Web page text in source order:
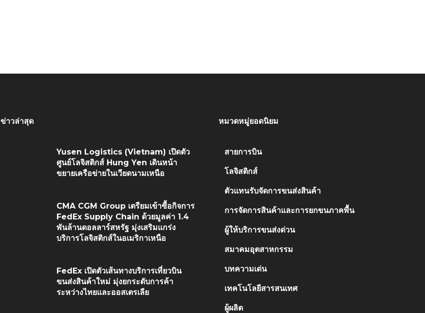
ข่าวล่าสุด
Yusen Logistics (Vietnam) เปิดตัว
ศูนย์โลจิสติกส์ Hung Yen เดินหน้า
ขยายเครือข่ายในเวียดนามเหนือ
CMA CGM Group เตรียมเข้าซื้อกิจการ
FedEx Supply Chain ด้วยมูลค่า 1.4
พันล้านดอลลาร์สหรัฐ มุ่งเสริมแกร่ง
บริการโลจิสติกส์ในอเมริกาเหนือ
FedEx เปิดตัวเส้นทางบริการเที่ยวบิน
ขนส่งสินค้าใหม่ มุ่งยกระดับการค้า
ระหว่างไทยและออสเตรเลีย
หมวดหมู่ยอดนิยม
สายการบิน
โลจิสติกส์
ตัวแทนรับจัดการขนส่งสินค้า
การจัดการสินค้าและการยกขนภาคพื้น
ผู้ให้บริการขนส่งด่วน
สมาคมอุตสาหกรรม
บทความเด่น
เทคโนโลยีสารสนเทศ
ผู้ผลิต